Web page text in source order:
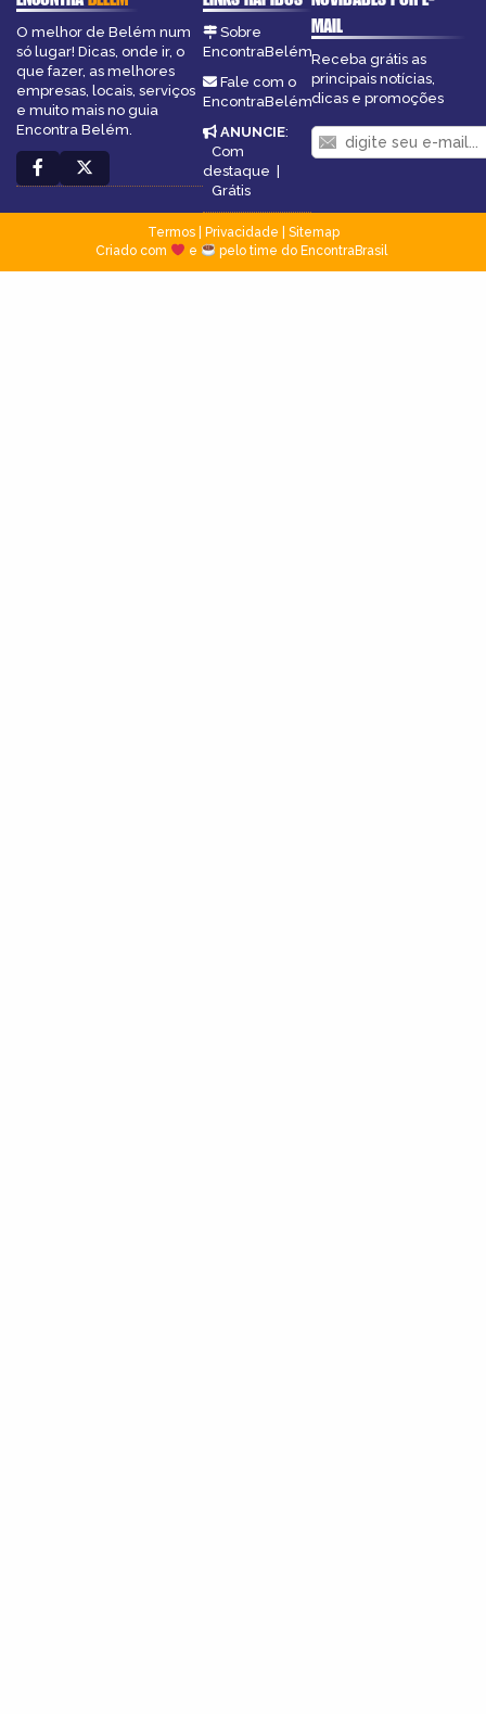
O melhor de Belém num
só lugar! Dicas, onde ir, o
que fazer, as melhores
empresas, locais, serviços
e muito mais no guia
Encontra Belém.
Sobre
EncontraBelém
Fale com o
EncontraBelém
ANUNCIE:
Com
destaque |
Grátis
MAIL
Receba grátis as
principais notícias,
dicas e promoções
Termos| Privacidade
Sitemap
Criado com
e pelo time do EncontraBrasil